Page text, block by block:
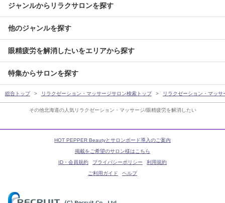
その他北海道の人気リラクゼーション・マッサージ/眼精疲労を解消したい
ジャンルからリラクサロンを探す
他のジャンルを探す
眼精疲労を解消したいをエリアから探す
特集からサロンを探す
総合トップ リラクゼーション・マッサージサロン検索トップ リラクゼーション・マッ
HOT PEPPER Beautyとサロンボード導入のご案内
掲載をご希望のサロン様はこちら
ID・会員規約
プライバシーポリシー
利用規約
ご利用ガイド
ヘルプ